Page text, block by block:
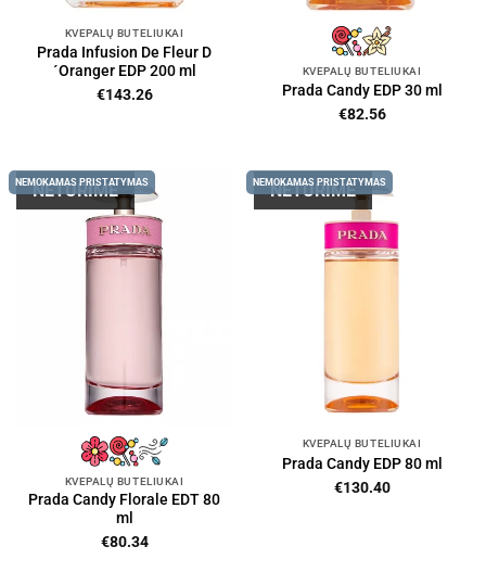
KVEPALŲ BUTELIUKAI
Prada Infusion De Fleur D
´Oranger EDP 200 ml
€143.26
KVEPALŲ BUTELIUKAI
Prada Candy EDP 30 ml
€82.56
NEMOKAMAS PRISTATYMAS
NETURIME
KVEPALŲ BUTELIUKAI
Prada Candy Florale EDT 80
ml
€80.34
NEMOKAMAS PRISTATYMAS
NETURIME
KVEPALŲ BUTELIUKAI
Prada Candy EDP 80 ml
€130.40